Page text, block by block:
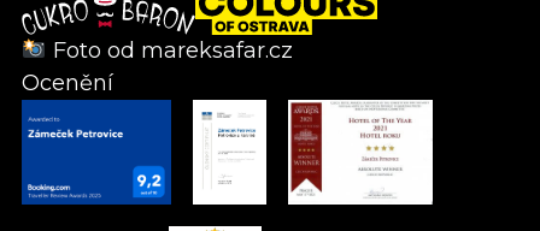
Foto od mareksafar.cz
Ocenění